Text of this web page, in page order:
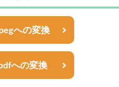
への変換
への変換